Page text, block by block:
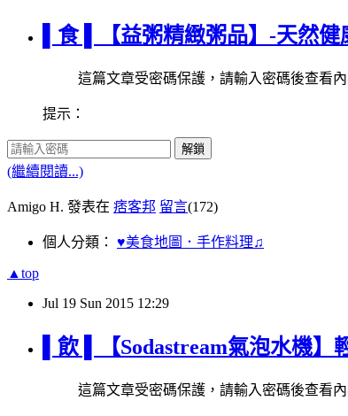
▌食 ▌【益粥精緻粥品】-天然
這篇文章受密碼保護，請輸入密碼後查看內
提示：
解鎖
(繼續閱讀...)
Amigo H. 發表在 痞客邦 留言(172)
個人分類： ♥美食地圖．手作料理♫
▲top
Jul 19 Sun 2015 12:29
▌飲 ▌【Sodastream氣泡水機
這篇文章受密碼保護，請輸入密碼後查看內